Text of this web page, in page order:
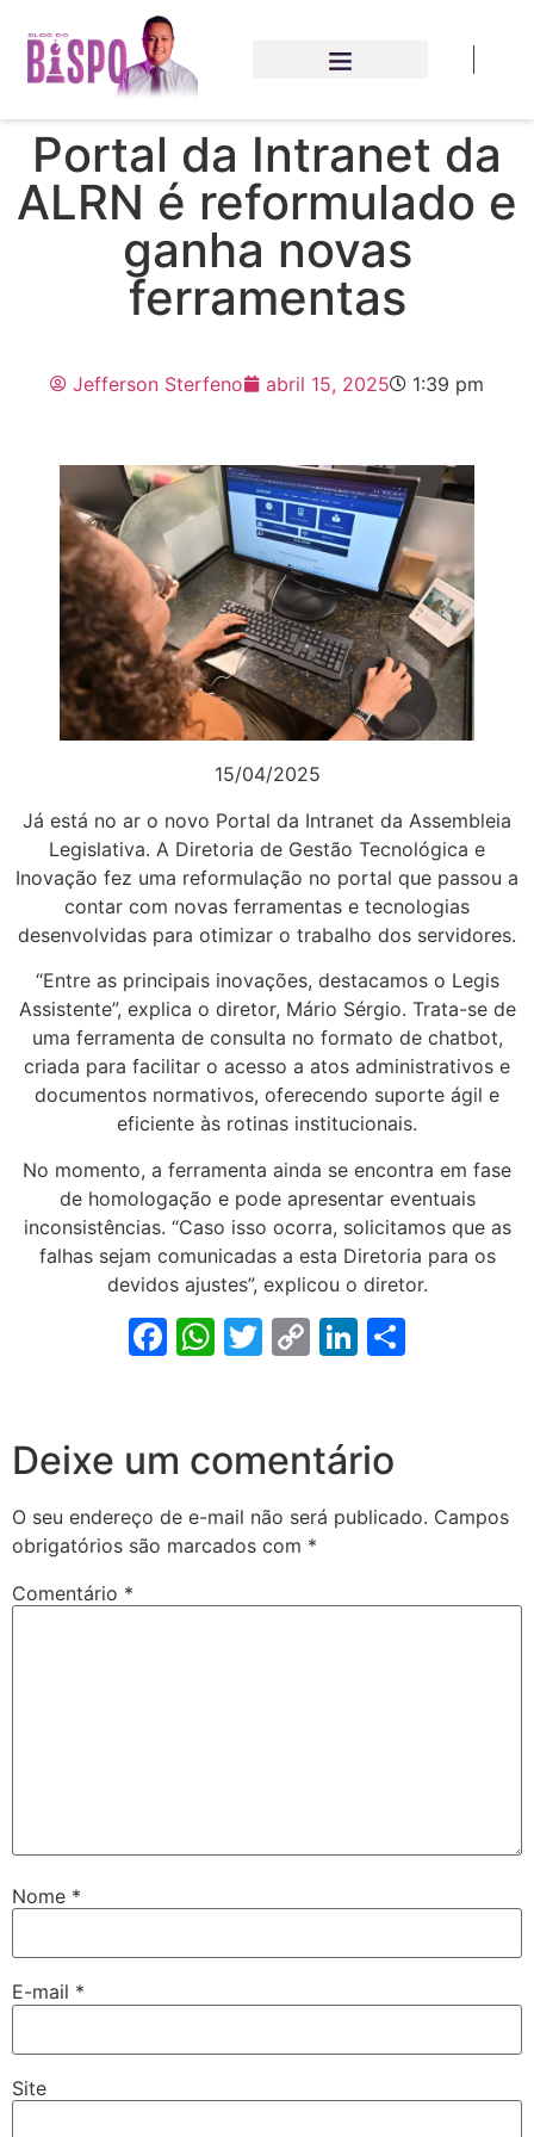
Portal da Intranet da
ALRN é reformulado e
ganha novas
ferramentas
Jefferson Sterfeno abril 15, 2025 1:39 pm
15/04/2025
Já está no ar o novo Portal da Intranet da Assembleia
Legislativa. A Diretoria de Gestão Tecnológica e
Inovação fez uma reformulação no portal que passou a
contar com novas ferramentas e tecnologias
desenvolvidas para otimizar o trabalho dos servidores.
“Entre as principais inovações, destacamos o Legis
Assistente”, explica o diretor, Mário Sérgio. Trata-se de
uma ferramenta de consulta no formato de chatbot,
criada para facilitar o acesso a atos administrativos e
documentos normativos, oferecendo suporte ágil e
eficiente às rotinas institucionais.
No momento, a ferramenta ainda se encontra em fase
de homologação e pode apresentar eventuais
inconsistências. “Caso isso ocorra, solicitamos que as
falhas sejam comunicadas a esta Diretoria para os
devidos ajustes”, explicou o diretor.
Facebook
WhatsApp
Twitter
CopyLinkedIn
Deixe um comentário
O seu endereço de e-mail não será publicado. Campos
obrigatórios são marcados com *
Comentário *
Nome *
E-mail *
Site